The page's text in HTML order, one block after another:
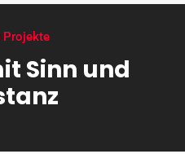
Projekte
Sinn und